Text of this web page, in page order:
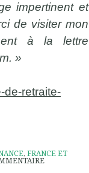
impertinent et
de visiter mon
à la lettre
»
de-retraite-
,FRANCE ET